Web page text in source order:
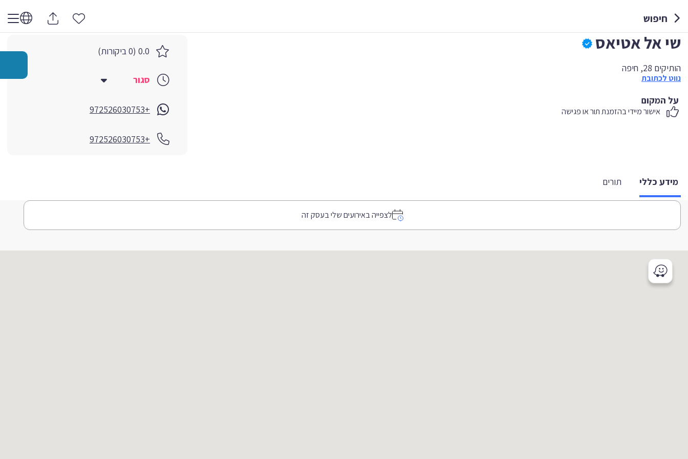
חיפוש
שי אל אטיאס
הותיקים 28, חיפה
נווט לכתובת
על המקום
אישור מיידי בהזמנת תור או פגישה
0.0 (0 ביקורות)
סגור
+972526030753
+972526030753
מידע כללי תורים
לצפייה באירועים שלי בעסק זה